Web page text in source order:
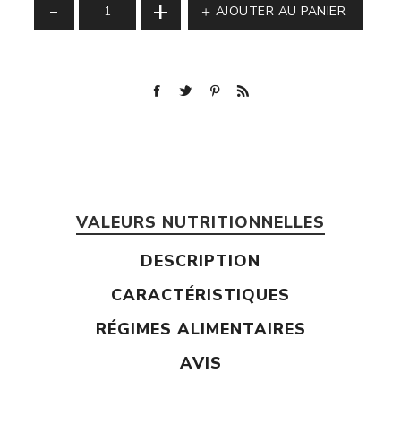
- + AJOUTER AU PANIER
VALEURS NUTRITIONNELLES
DESCRIPTION
CARACTÉRISTIQUES
RÉGIMES ALIMENTAIRES
AVIS